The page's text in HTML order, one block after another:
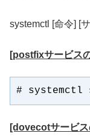
systemctl [命令] [
[postfixサービス
#
[dovecotサービス